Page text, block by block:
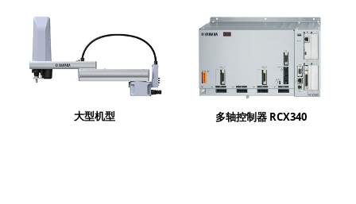
大型机型 多轴控制器 RCX340